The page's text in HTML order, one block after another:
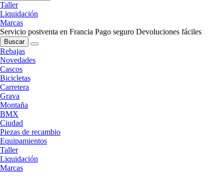
Taller
Liquidación
Marcas
Servicio postventa en Francia Pago seguro Devoluciones fáciles
Buscar
Rebajas
Novedades
Cascos
Bicicletas
Carretera
Grava
Montaña
BMX
Ciudad
Piezas de recambio
Equipamientos
Taller
Liquidación
Marcas